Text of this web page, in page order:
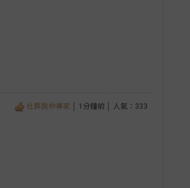
社群房仲專家 │ 1分鐘前 │ 人氣：333